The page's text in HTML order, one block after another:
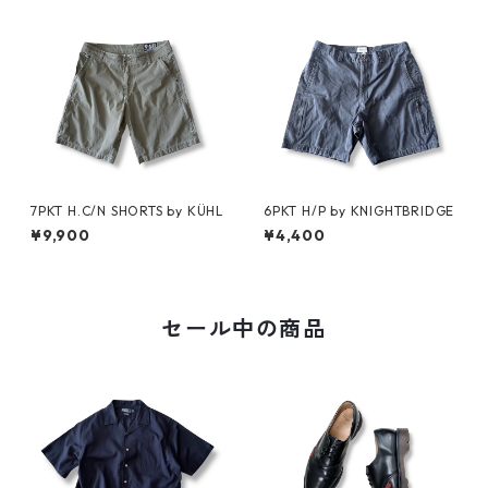
7PKT H.C/N SHORTS by KÜHL
¥9,900
6PKT H/P by KNIGHTBRIDGE
¥4,400
セール中の商品